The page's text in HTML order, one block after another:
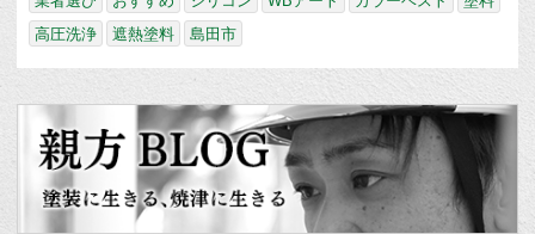
高圧洗浄
遮熱塗料 島田市